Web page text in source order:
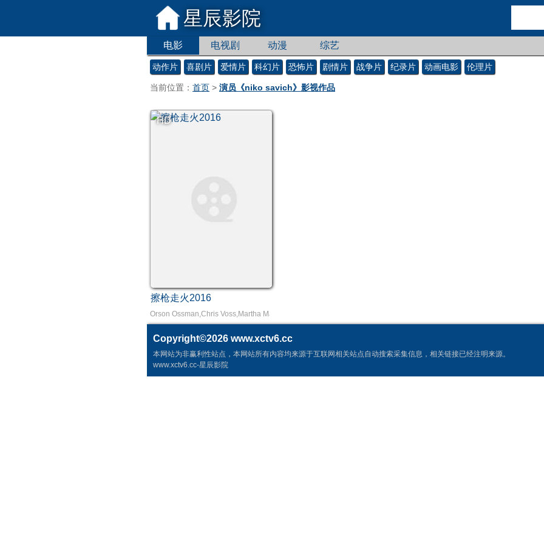
星辰影院
电影 电视剧 动漫 综艺
动作片 喜剧片 爱情片 科幻片 恐怖片 剧情片 战争片 纪录片 动画电影 伦理片
当前位置： 首页 > 演员《niko savich》影视作品
HD
擦枪走火2016
Orson Ossman,Chris Voss,Martha Mae,David Ossman,Van White,Casey Frey,Tyler Graham Pavey,Niko Savich,埃里克·
Copyright©2026 www.xctv6.cc
本网站为非赢利性站点，本网站所有内容均来源于互联网相关站点自动搜索采集信息，相关链接已经注明来源。
www.xctv6.cc-星辰影院